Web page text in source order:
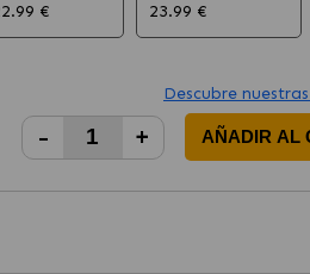
€ 23.99 €
Descubre
- + AÑADIR AL